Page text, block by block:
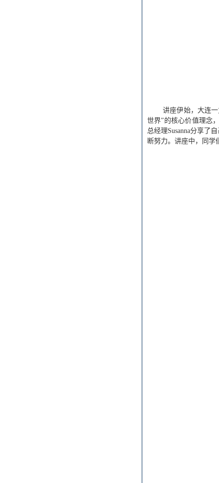
讲座伊始，大连
世界”的核心价值理念
总经理Susanna分享了
断努力。讲座中，同学